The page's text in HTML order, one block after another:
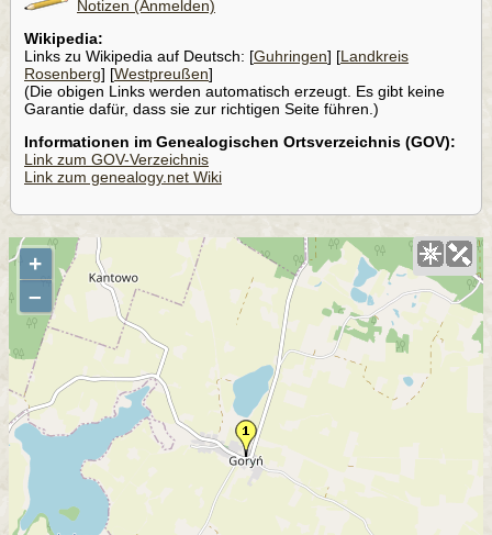
Notizen (Anmelden)
Wikipedia:
Links zu Wikipedia auf Deutsch: [Guhringen] [Landkreis
Rosenberg] [Westpreußen]
(Die obigen Links werden automatisch erzeugt. Es gibt keine
Garantie dafür, dass sie zur richtigen Seite führen.)
Informationen im Genealogischen Ortsverzeichnis (GOV):
Link zum GOV-Verzeichnis
Link zum genealogy.net Wiki
+
–